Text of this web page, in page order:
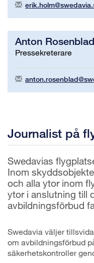
Anton Rosenblad
Pressekreterare
Journalist på
Swedavias
Inom
och alla ytor inom
ytor i anslutning till
avbildningsförbud
Swedavia väljer
om avbildningsförbud
säkerhetskontroller